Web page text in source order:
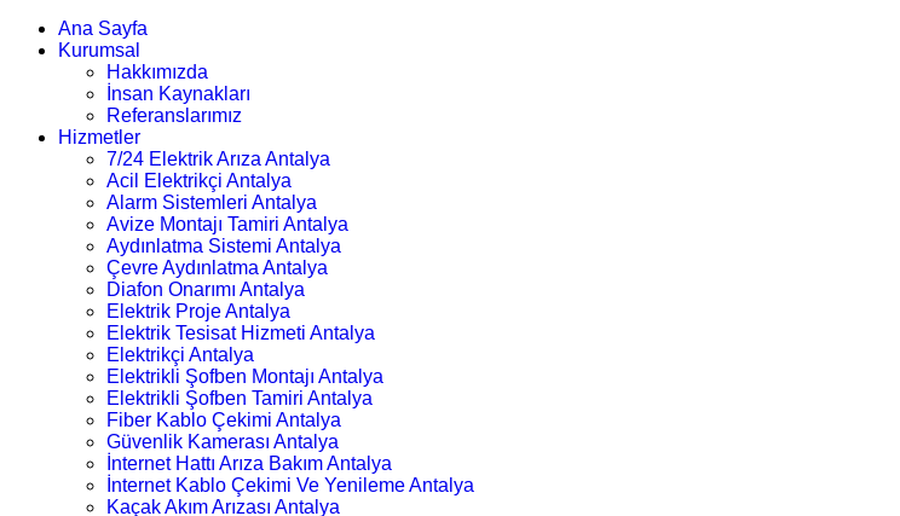
Ana Sayfa
Kurumsal
Hakkımızda
İnsan Kaynakları
Referanslarımız
Hizmetler
7/24 Elektrik Arıza Antalya
Acil Elektrikçi Antalya
Alarm Sistemleri Antalya
Avize Montajı Tamiri Antalya
Aydınlatma Sistemi Antalya
Çevre Aydınlatma Antalya
Diafon Onarımı Antalya
Elektrik Proje Antalya
Elektrik Tesisat Hizmeti Antalya
Elektrikçi Antalya
Elektrikli Şofben Montajı Antalya
Elektrikli Şofben Tamiri Antalya
Fiber Kablo Çekimi Antalya
Güvenlik Kamerası Antalya
İnternet Hattı Arıza Bakım Antalya
İnternet Kablo Çekimi Ve Yenileme Antalya
Kaçak Akım Arızası Antalya